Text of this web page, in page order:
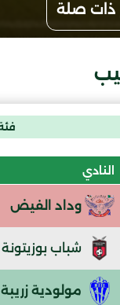
ذات صلة
فئة
النادي
وداد الفيض
شباب بوزيتونة
مولودية زريبة